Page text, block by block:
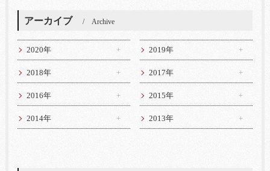
アーカイブ Archive
2020年 2019年
2018年 2017年
2016年 2015年
2014年 2013年